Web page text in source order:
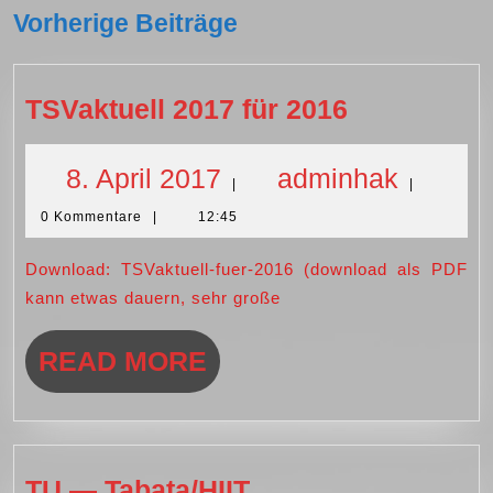
Vorherige Beiträge
TSVaktuell 2017 für 2016
2017
für
8. April 2017 8.
April
2017
adminhak
0 Kommentare 12:45
Download: TSVaktuell-fuer-2016 (download als PDF
kann etwas dauern, sehr große
READ MORE READ